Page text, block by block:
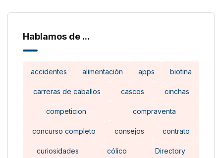
Hablamos de ...
accidentes alimentación apps biotina
carreras de caballos cascos cinchas
competicion compraventa
concurso completo consejos contrato
curiosidades cólico Directory